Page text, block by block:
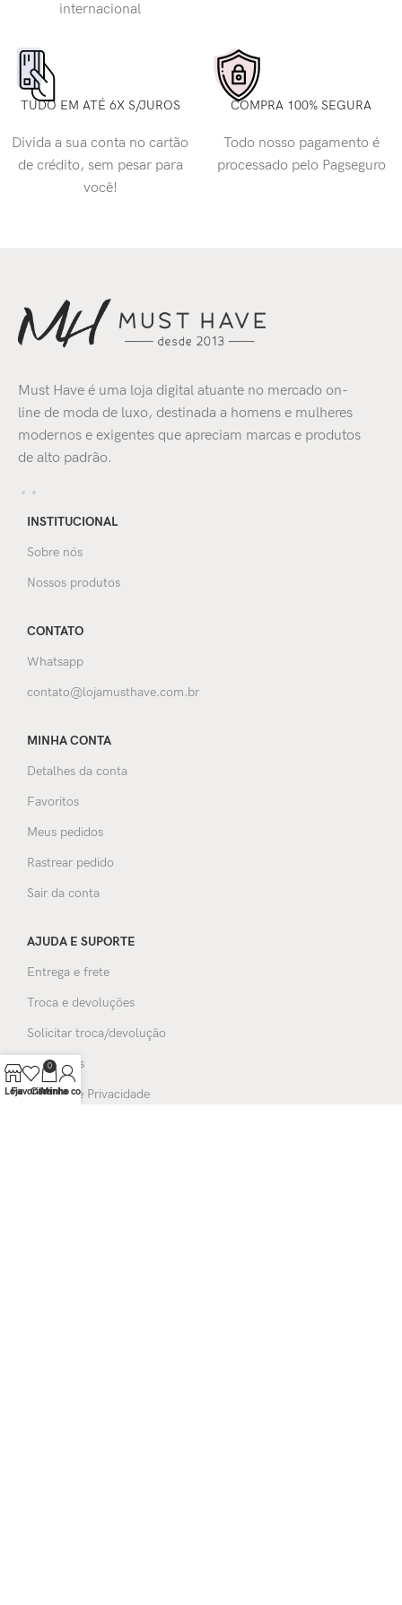
internacional
TUDO EM ATÉ 6X S/JUROS
Divida a sua conta no cartão
de crédito, sem pesar para
você!
COMPRA 100% SEGURA
Todo nosso pagamento é
processado pelo Pagseguro
Must Have é uma loja digital atuante no mercado on-
line de moda de luxo, destinada a homens e mulheres
modernos e exigentes que apreciam marcas e produtos
de alto padrão.
INSTITUCIONAL
Sobre nós
Nossos produtos
CONTATO
Whatsapp
contato@lojamusthave.com.br
MINHA CONTA
Detalhes da conta
Favoritos
Meus pedidos
Rastrear pedido
Sair da conta
AJUDA E SUPORTE
Entrega e frete
Troca e devoluções
Solicitar troca/devolução
Avaliações
Política de Privacidade
Loja
Favoritos
0
Carrinho
Minha conta